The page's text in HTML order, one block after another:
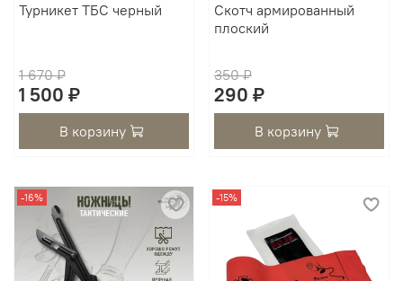
Турникет ТБС черный
1 670 ₽
1 500 ₽
В корзину
Скотч армированный
плоский
350 ₽
290 ₽
В корзину
-16% -15%